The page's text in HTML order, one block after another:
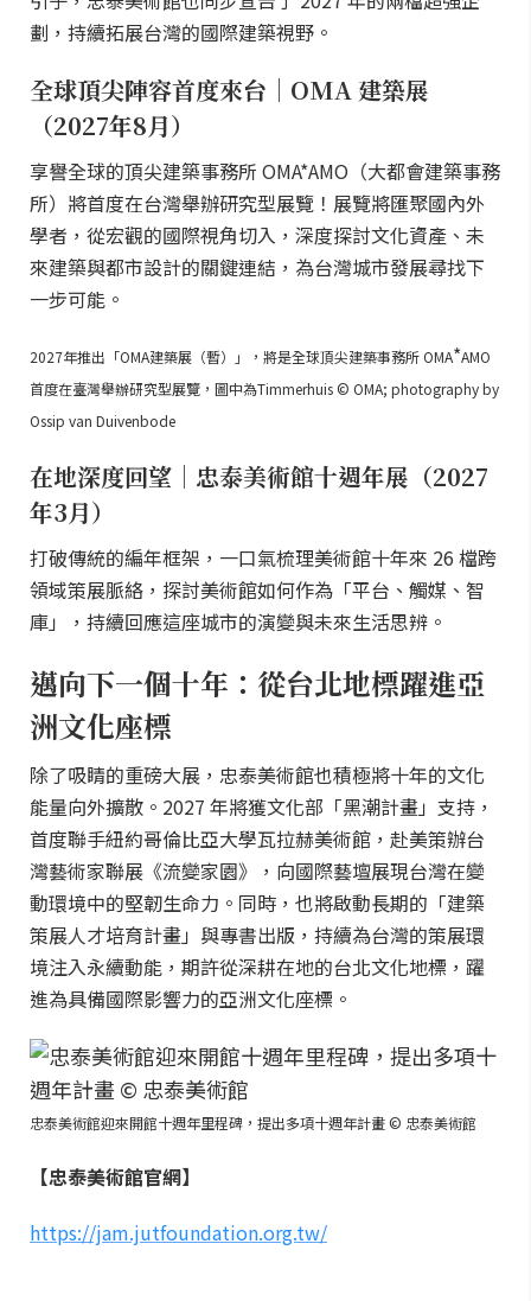
劃，持續拓展台灣的國際建築視野。
全球頂尖陣容首度來台｜OMA 建築展
（2027年8月）
享譽全球的頂尖建築事務所 OMA*AMO（大都會建築事務
所）將首度在台灣舉辦研究型展覽！展覽將匯聚國內外
學者，從宏觀的國際視角切入，深度探討文化資產、未
來建築與都市設計的關鍵連結，為台灣城市發展尋找下
一步可能。
2027年推出「OMA建築展（暫）」，將是全球頂尖建築事務所 OMA*AMO
首度在臺灣舉辦研究型展覽，圖中為Timmerhuis © OMA; photography by
Ossip van Duivenbode
在地深度回望｜忠泰美術館十週年展（2027
年3月）
打破傳統的編年框架，一口氣梳理美術館十年來 26 檔跨
領域策展脈絡，探討美術館如何作為「平台、觸媒、智
庫」，持續回應這座城市的演變與未來生活思辨。
邁向下一個十年：從台北地標躍進亞
洲文化座標
除了吸睛的重磅大展，忠泰美術館也積極將十年的文化
能量向外擴散。2027 年將獲文化部「黑潮計畫」支持，
首度聯手紐約哥倫比亞大學瓦拉赫美術館，赴美策辦台
灣藝術家聯展《流變家園》，向國際藝壇展現台灣在變
動環境中的堅韌生命力。同時，也將啟動長期的「建築
策展人才培育計畫」與專書出版，持續為台灣的策展環
境注入永續動能，期許從深耕在地的台北文化地標，躍
進為具備國際影響力的亞洲文化座標。
忠泰美術館迎來開館十週年里程碑，提出多項十週年計畫 © 忠泰美術館
【忠泰美術館官網】
https://jam.jutfoundation.org.tw/